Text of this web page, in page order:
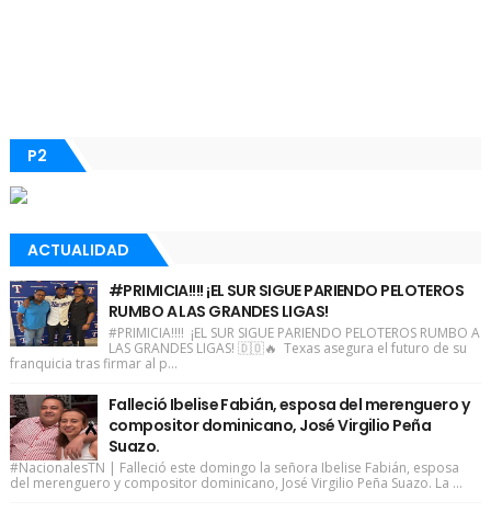
P2
ACTUALIDAD
#PRIMICIA!!!! ¡EL SUR SIGUE PARIENDO PELOTEROS
RUMBO A LAS GRANDES LIGAS!
#PRIMICIA!!!! ¡EL SUR SIGUE PARIENDO PELOTEROS RUMBO A
LAS GRANDES LIGAS! 🇩🇴🔥 Texas asegura el futuro de su
franquicia tras firmar al p...
Falleció Ibelise Fabián, esposa del merenguero y
compositor dominicano, José Virgilio Peña
Suazo.
#NacionalesTN | Falleció este domingo la señora Ibelise Fabián, esposa
del merenguero y compositor dominicano, José Virgilio Peña Suazo. La ...